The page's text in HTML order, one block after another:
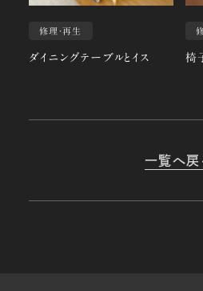
修理・再生
ダイニングテーブルとイス 椅
一覧へ戻